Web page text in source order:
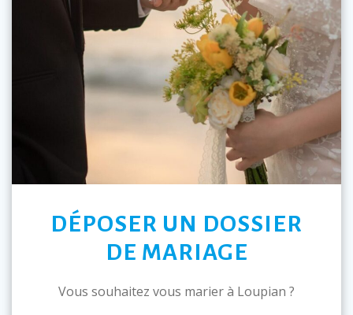
DÉPOSER UN DOSSIER
DE MARIAGE
Vous souhaitez vous marier à Loupian ?